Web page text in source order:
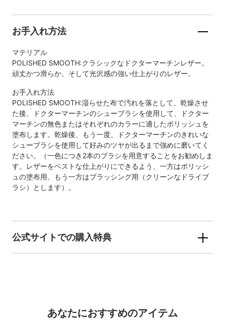
お手入れ方法
マテリアル
POLISHED SMOOTH:クラシックなドクターマーチンレザー。
頑丈かつ滑らか、そして光沢感の強い仕上がりのレザー。
お手入れ方法
POLISHED SMOOTH:湿らせた布で汚れを落として、乾燥させ
た後、ドクターマーチンのシューブラシを使用して、ドクター
マーチンの無色またはそれぞれのカラーに適したポリッシュを
塗布します。乾燥後、もう一度、ドクターマーチンのきれいな
シューブラシを使用して好みのツヤが出るまで強めに磨いてく
ださい。（一色につき2本のブラシを用意することをお勧めしま
す。レザーをベストな仕上がりにできるよう、一方はポリッシ
ュの塗布用、もう一方はブラッシング用（クリーンなドライブ
ラシ）とします）。
公式サイトでの購入特典
あなたにおすすめのアイテム